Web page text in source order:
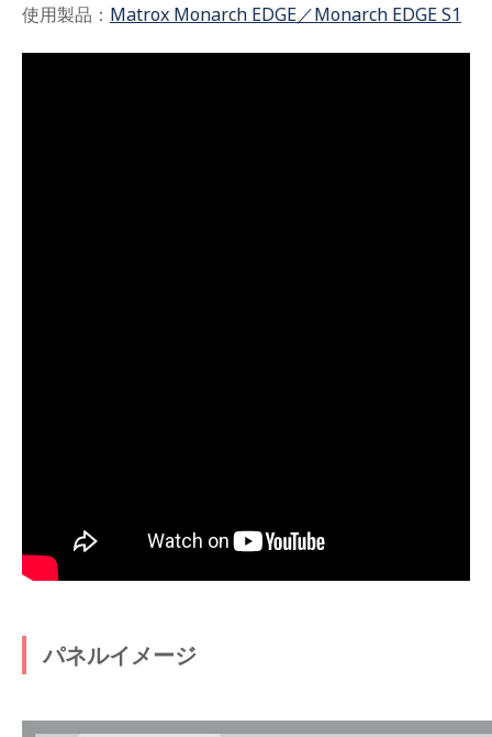
使用製品： Matrox Monarch EDGE／Monarch EDGE S1
パネルイメージ